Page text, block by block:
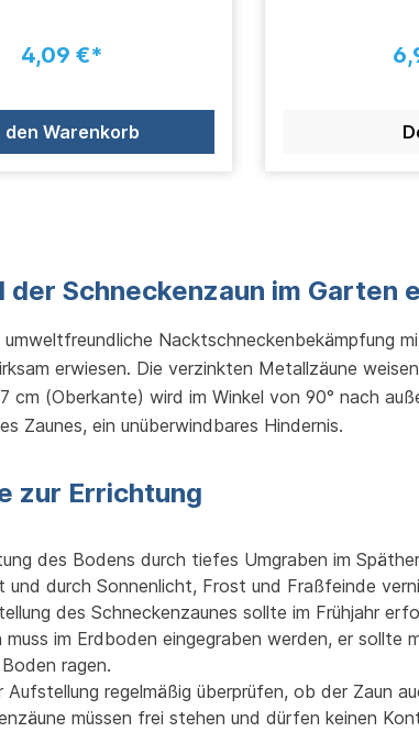
4,09 €*
den Warenkorb
der Schneckenzaun im Garten
Nacktschneckenbekämpfung
erwiesen. Die verzinkten Metallzäune
cm (Oberkante) wird im Winkel von 90° nach
Zaunes, ein unüberwindbares Hindernis.
zur Errichtung
des Bodens durch tiefes Umgraben im
und durch Sonnenlicht, Frost und Fraßfeinde
des Schneckenzaunes sollte im Frühjahr
muss im Erdboden eingegraben werden, er
ragen.
Aufstellung regelmäßig überprüfen, ob der Zaun
müssen frei stehen und dürfen keinen